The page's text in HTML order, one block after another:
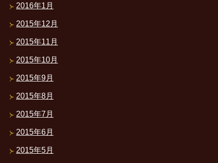
2016年1月
2015年12月
2015年11月
2015年10月
2015年9月
2015年8月
2015年7月
2015年6月
2015年5月